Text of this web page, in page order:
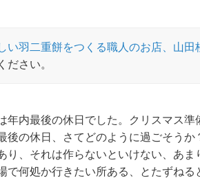
い羽二重餅をつくる職人のお店、山
ださい。
年内最後の休日でした。クリスマス
後の休日、さてどのように過ごそう
り、それは作らないといけない、あま
で何処か行きたい所ある、とたずねる